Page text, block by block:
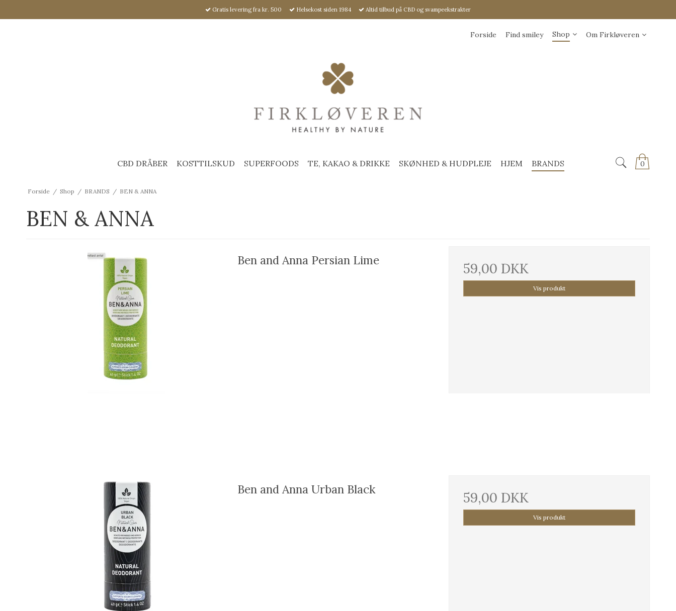
Gratis levering fra kr. 500 Helsekost siden 1984 Altid tilbud på CBD og svampeekstrakter
Forside Find smiley Shop Om Firkløveren
0
CBD DRÅBER KOSTTILSKUD SUPERFOODS TE, KAKAO & DRIKKE SKØNHED & HUDPLEJE HJEM BRANDS
Forside / Shop / BRANDS / BEN & ANNA
BEN & ANNA
Ben and Anna Persian Lime
59,00 DKK
Vis produkt
Ben and Anna Urban Black
59,00 DKK
Vis produkt